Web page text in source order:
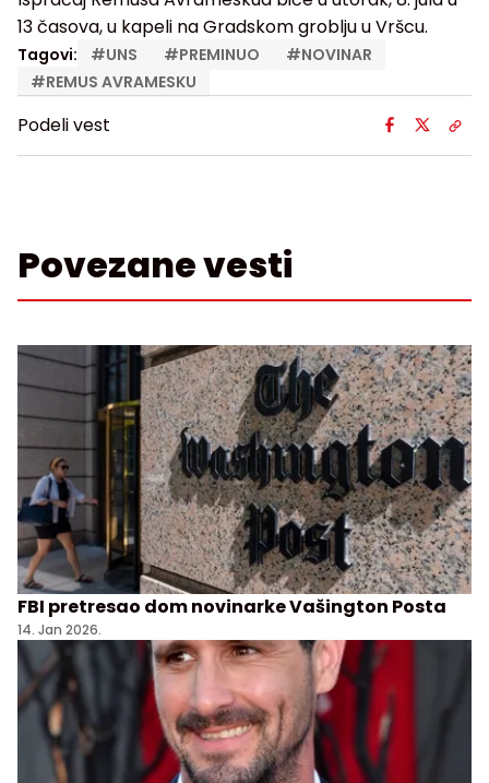
13 časova, u kapeli na Gradskom groblju u Vršcu.
Tagovi: #UNS #PREMINUO #NOVINAR
#REMUS AVRAMESKU
Podeli vest
Povezane vesti
FBI pretresao dom novinarke Vašington Posta
14. Jan 2026.